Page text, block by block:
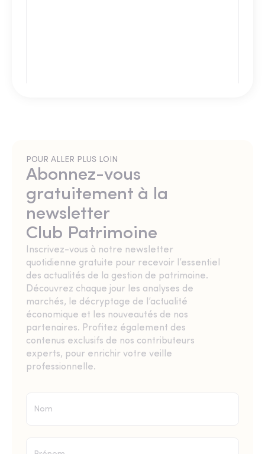
POUR ALLER PLUS LOIN
Abonnez-vous
gratuitement à la
newsletter
Club Patrimoine
Inscrivez-vous à notre newsletter
quotidienne gratuite pour recevoir l’essentiel
des actualités de la gestion de patrimoine.
Découvrez chaque jour les analyses de
marchés, le décryptage de l’actualité
économique et les nouveautés de nos
partenaires. Profitez également des
contenus exclusifs de nos contributeurs
experts, pour enrichir votre veille
professionnelle.